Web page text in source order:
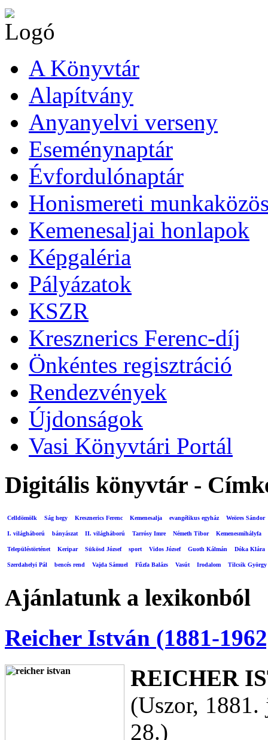
A Könyvtár
Alapítvány
Anyanyelvi verseny
Eseménynaptár
Évfordulónaptár
Honismereti
Kemenesaljai honlapok
Képgaléria
Pályázatok
KSZR
Kresznerics Ferenc-díj
Önkéntes regisztráció
Rendezvények
Újdonságok
Vasi Könyvtári Portál
Digitális könyvtár -
Celldömölk Ság hegy Kresznerics Ferenc Kemenesalja evangélikus egyház Weöres Sándor
I. világháború bányászat II. világháború Tarrósy Imre Németh Tibor Kemenesmihályfa
Településtörténet Keripar Sükösd József sport Vidos József Guoth Kálmán Dóka Klára
Szerdahelyi Pál bencés rend Vajda Sámuel Fűzfa Balázs Vasút Irodalom Tilcsik György
Ajánlatunk a lexikonból
Reicher István (1881-
REICHER
(Uszor,
28.)